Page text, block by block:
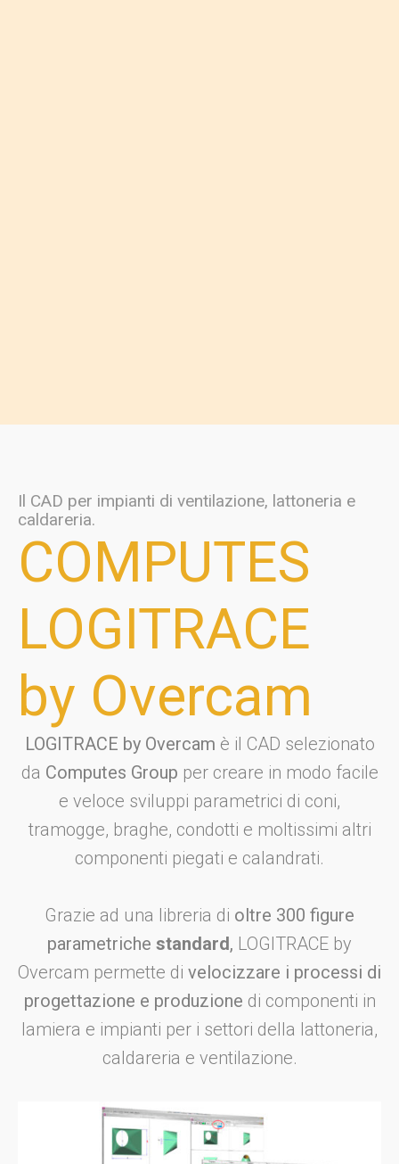
Il CAD per impianti di ventilazione, lattoneria e
caldareria.
COMPUTES
LOGITRACE
by Overcam
LOGITRACE by Overcam è il CAD selezionato
da Computes Group per creare in modo facile
e veloce sviluppi parametrici di coni,
tramogge, braghe, condotti e moltissimi altri
componenti piegati e calandrati.
Grazie ad una libreria di oltre 300 figure
parametriche standard, LOGITRACE by
Overcam permette di velocizzare i processi di
progettazione e produzione di componenti in
lamiera e impianti per i settori della lattoneria,
caldareria e ventilazione.